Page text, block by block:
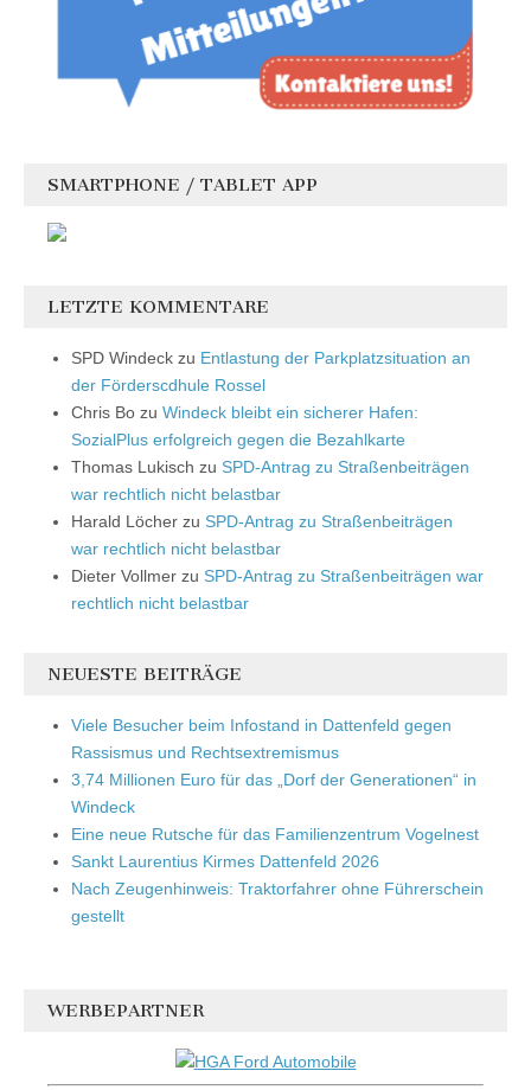
SMARTPHONE / TABLET APP
LETZTE KOMMENTARE
SPD Windeck zu Entlastung der Parkplatzsituation an
der Förderscdhule Rossel
Chris Bo zu Windeck bleibt ein sicherer Hafen:
SozialPlus erfolgreich gegen die Bezahlkarte
Thomas Lukisch zu SPD-Antrag zu Straßenbeiträgen
war rechtlich nicht belastbar
Harald Löcher zu SPD-Antrag zu Straßenbeiträgen
war rechtlich nicht belastbar
Dieter Vollmer zu SPD-Antrag zu Straßenbeiträgen war
rechtlich nicht belastbar
NEUESTE BEITRÄGE
Viele Besucher beim Infostand in Dattenfeld gegen
Rassismus und Rechtsextremismus
3,74 Millionen Euro für das „Dorf der Generationen“ in
Windeck
Eine neue Rutsche für das Familienzentrum Vogelnest
Sankt Laurentius Kirmes Dattenfeld 2026
Nach Zeugenhinweis: Traktorfahrer ohne Führerschein
gestellt
WERBEPARTNER